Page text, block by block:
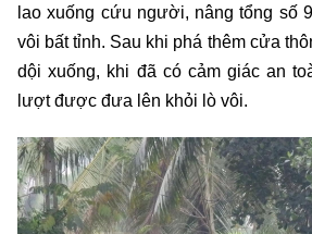
lao xuống cứu người, nâng tổng số
vôi bất tỉnh. Sau khi phá thêm cửa
dội xuống, khi đã có cảm giác an
lượt được đưa lên khỏi lò vôi.